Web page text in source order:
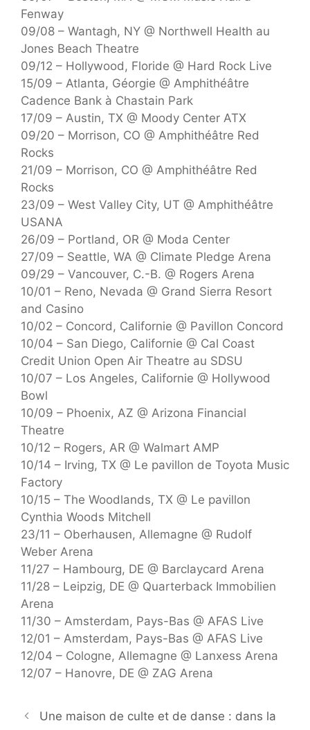
Fenway
09/08 – Wantagh, NY @ Northwell Health au
Jones Beach Theatre
09/12 – Hollywood, Floride @ Hard Rock Live
15/09 – Atlanta, Géorgie @ Amphithéâtre
Cadence Bank à Chastain Park
17/09 – Austin, TX @ Moody Center ATX
09/20 – Morrison, CO @ Amphithéâtre Red
Rocks
21/09 – Morrison, CO @ Amphithéâtre Red
Rocks
23/09 – West Valley City, UT @ Amphithéâtre
USANA
26/09 – Portland, OR @ Moda Center
27/09 – Seattle, WA @ Climate Pledge Arena
09/29 – Vancouver, C.-B. @ Rogers Arena
10/01 – Reno, Nevada @ Grand Sierra Resort
and Casino
10/02 – Concord, Californie @ Pavillon Concord
10/04 – San Diego, Californie @ Cal Coast
Credit Union Open Air Theatre au SDSU
10/07 – Los Angeles, Californie @ Hollywood
Bowl
10/09 – Phoenix, AZ @ Arizona Financial
Theatre
10/12 – Rogers, AR @ Walmart AMP
10/14 – Irving, TX @ Le pavillon de Toyota Music
Factory
10/15 – The Woodlands, TX @ Le pavillon
Cynthia Woods Mitchell
23/11 – Oberhausen, Allemagne @ Rudolf
Weber Arena
11/27 – Hambourg, DE @ Barclaycard Arena
11/28 – Leipzig, DE @ Quarterback Immobilien
Arena
11/30 – Amsterdam, Pays-Bas @ AFAS Live
12/01 – Amsterdam, Pays-Bas @ AFAS Live
12/04 – Cologne, Allemagne @ Lanxess Arena
12/07 – Hanovre, DE @ ZAG Arena
Une maison de culte et de danse : dans la